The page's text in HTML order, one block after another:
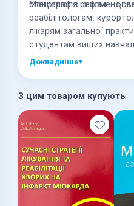
спеціалістів із фізичної
Монографія
реабілітологам,
лікарям загальної
студентам вищих
Докладніше▾
З цим товаром купують